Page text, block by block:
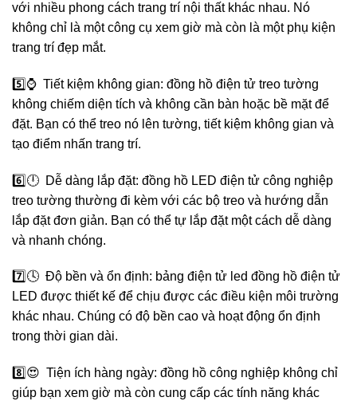
với nhiều phong cách trang trí nội thất khác nhau. Nó
không chỉ là một công cụ xem giờ mà còn là một phụ kiện
trang trí đẹp mắt.
5️⃣⌚️ Tiết kiệm không gian: đồng hồ điện tử treo tường
không chiếm diện tích và không cần bàn hoặc bề mặt để
đặt. Bạn có thể treo nó lên tường, tiết kiệm không gian và
tạo điểm nhấn trang trí.
6️⃣🕛 Dễ dàng lắp đặt: đồng hồ LED điện tử công nghiệp
treo tường thường đi kèm với các bộ treo và hướng dẫn
lắp đặt đơn giản. Bạn có thể tự lắp đặt một cách dễ dàng
và nhanh chóng.
7️⃣🕓 Độ bền và ổn định: bảng điện tử led đồng hồ điện tử
LED được thiết kế để chịu được các điều kiện môi trường
khác nhau. Chúng có độ bền cao và hoạt động ổn định
trong thời gian dài.
8️⃣😍 Tiện ích hàng ngày: đồng hồ công nghiệp không chỉ
giúp bạn xem giờ mà còn cung cấp các tính năng khác